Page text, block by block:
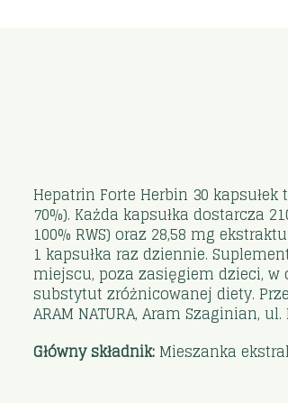
Hepatrin Forte Herbin 30
70%). Każda kapsułka dostarcza
100% RWS) oraz 28,58 mg
1 kapsułka raz dziennie.
miejscu, poza zasięgiem dzieci,
substytut zróżnicowanej diety.
ARAM NATURA, Aram Szaginian,
Główny składnik: Mieszanka